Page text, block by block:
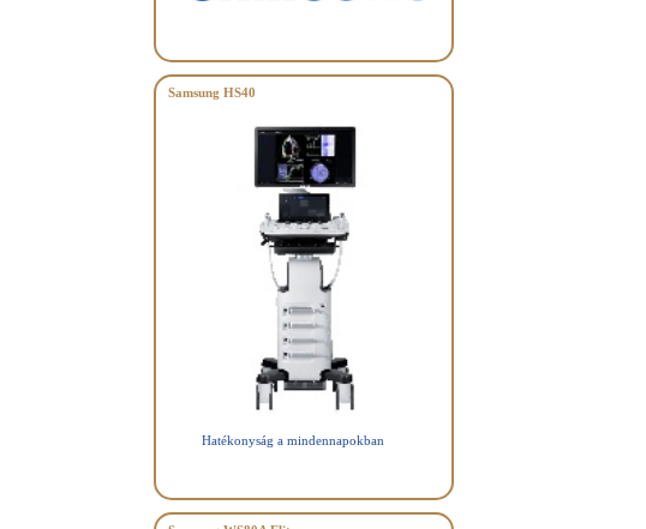
Samsung HS40
Hatékonyság a mindennapokban